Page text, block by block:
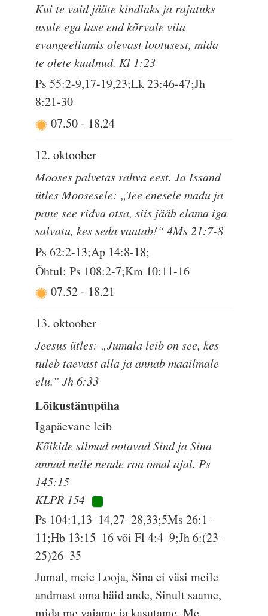
Kui te vaid jääte kindlaks ja rajatuks
usule ega lase end kõrvale viia
evangeeliumis olevast lootusest, mida
te olete kuulnud. Kl 1:23
Ps 55:2-9,17-19,23;Lk 23:46-47;Jh
8:21-30
07.50- 18.24
12. oktoober
Mooses palvetas rahva eest. Ja Issand
ütles Moosesele: „Tee enesele madu ja
pane see ridva otsa, siis jääb elama iga
salvatu, kes seda vaatab!“ 4Ms 21:7-8
Ps 62:2-13;Ap 14:8-18;
Õhtul: Ps 108:2-7;Km 10:11-16
07.52- 18.21
13. oktoober
Jeesus ütles: „Jumala leib on see, kes
tuleb taevast alla ja annab maailmale
elu.” Jh 6:33
Lõikustänupüha
Igapäevane leib
Kõikide silmad ootavad Sind ja Sina
annad neile nende roa omal ajal. Ps
145:15
KLPR 154
Ps 104:1,13–14,27–28,33;5Ms 26:1–
11;Hb 13:15–16 või Fl 4:4–9;Jh 6:(23–
25)26–35
Jumal, meie Looja, Sina ei väsi meile
andmast oma häid ande, Sinult saame,
mida me vajame ja kasutame. Me